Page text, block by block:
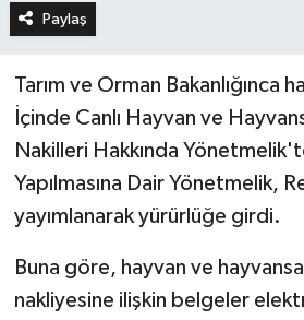
Paylaş
Tarım ve Orman Bakanlığınca
İçinde Canlı Hayvan ve
Nakilleri Hakkında
Yapılmasına Dair Yönetmelik,
yayımlanarak yürürlüğe girdi.
Buna göre, hayvan ve
nakliyesine ilişkin belgeler